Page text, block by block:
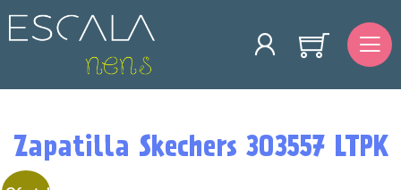
Zapatilla Skechers 303557 LTPK